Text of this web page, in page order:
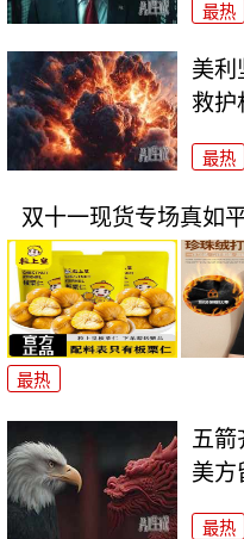
最热
美利
救护
最热
双十一现货专场真如
最热
五箭
美方
最热